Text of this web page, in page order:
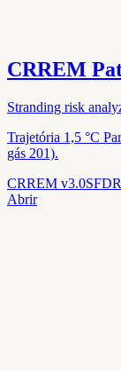
CRREM
Stranding risk
Trajetória 1,5 °C
gás 201).
CRREM v3.0
Abrir